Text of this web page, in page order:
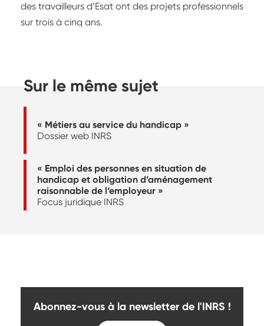
des travailleurs d’Esat ont des projets professionnels
sur trois à cinq ans.
Sur le même sujet
« Métiers au service du handicap »
Dossier web INRS
« Emploi des personnes en situation de
handicap et obligation d’aménagement
raisonnable de l‘employeur »
Focus juridique INRS
Abonnez-vous à la newsletter de l'INRS !